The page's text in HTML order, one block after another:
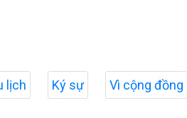
lịch Ký sự Vì cộng đồng